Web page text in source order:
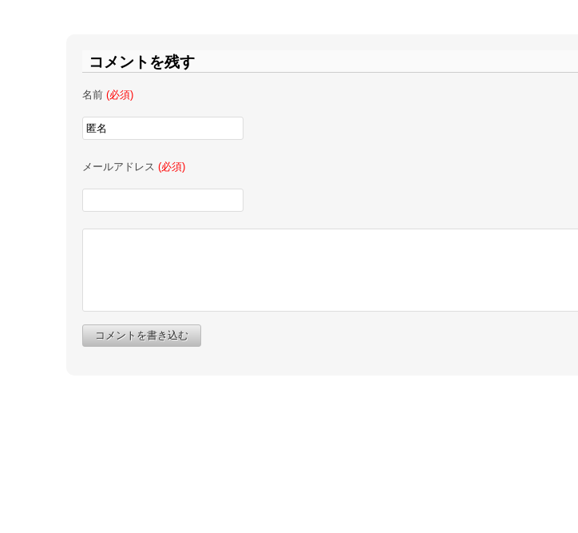
コメントを残す
名前 (必須)
メールアドレス (必須)
コメントを書き込む